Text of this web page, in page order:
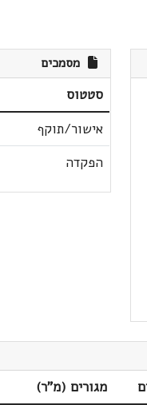
מסמכים
סטטוס
אישור/תוקף
הפקדה
מגורים (מ"ר)